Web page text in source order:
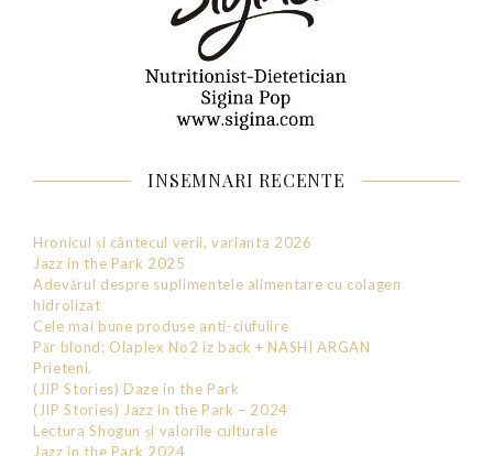
INSEMNARI RECENTE
Hronicul și cântecul verii, varianta 2026
Jazz in the Park 2025
Adevărul despre suplimentele alimentare cu colagen
hidrolizat
Cele mai bune produse anti-ciufulire
Păr blond: Olaplex No2 iz back + NASHI ARGAN
Prieteni.
(JIP Stories) Daze in the Park
(JIP Stories) Jazz in the Park – 2024
Lectura Shogun și valorile culturale
Jazz in the Park 2024